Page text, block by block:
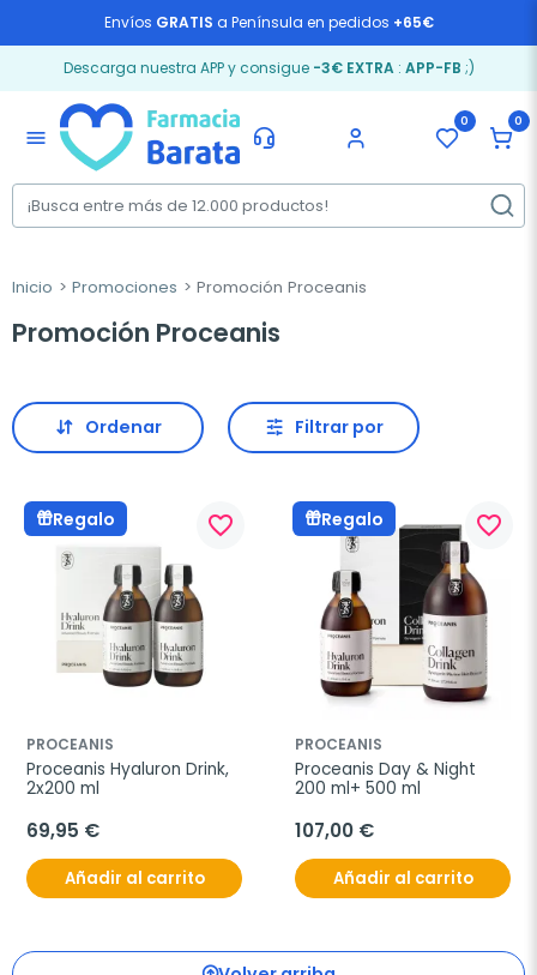
Envíos GRATIS a Península en pedidos +65€
Descarga nuestra APP y consigue -3€ EXTRA: APP-FB ;)
menu
0 0
Inicio Promociones Promoción Proceanis
Promoción Proceanis
Ordenar Filtrar por
Regalo favorite_border
PROCEANIS
Proceanis Hyaluron Drink,
2x200 ml
69,95 €
Añadir al carrito
Regalo favorite_border
PROCEANIS
Proceanis Day & Night
200 ml+ 500 ml
107,00 €
Añadir al carrito